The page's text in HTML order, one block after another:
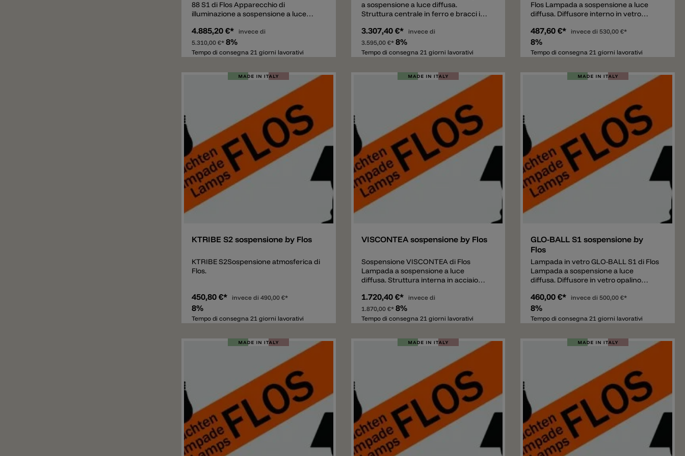
88 S1 di Flos Apparecchio di
illuminazione a sospensione a luce
da 20 triangoli in alluminio lucidato
stampato. 60 lampadine Globolux
chiare, alloggiano attorno alla
struttura. Attacco a soffitto e rosone
4.885,20 €*
invece di
5.310,00 €* 8%
Tempo di consegna 21 giorni lavorativi
a sospensione a luce diffusa.
Struttura centrale in ferro e bracci in
Attacco a soffitto e rosone di acciaio.
3.307,40 €*
invece di
3.595,00 €* 8%
Tempo di consegna 21 giorni lavorativi
Flos Lampada a sospensione a luce
diffusa. Diffusore interno in vetro
acidata. Diffusore esterno in vetro
trasparente pressato. Il supporto
diffusore è in policarbonato
trasparente stampato ad iniezione.
trasparente fustellato. Rosone in ABS
bianco stampato ad iniezione, ed
attacco a soffitto di acciaio stampato e
zincato. Cavi di sospensione di acciaio.
487,60 €* invece di530,00 €*
8%
Tempo di consegna 21 giorni lavorativi
Aggiungere
KTRIBE S2 sospensione by Flos
KTRIBE S2Sospensione atmosferica di
Flos.
450,80 €* invece di 490,00 €*
8%
Tempo di consegna 21 giorni lavorativi
Aggiungere
VISCONTEA sospensione by Flos
Sospensione VISCONTEA di Flos
Lampada a sospensione a luce
diffusa. Struttura interna in acciaio
in resina “cocoon” spruzzata sulla
struttura, con protezione trasparente,
realizzata a spruzzo alla fine della
lavorazione.
1.720,40 €*
invece di
1.870,00 €* 8%
Tempo di consegna 21 giorni lavorativi
Aggiungere
GLO-BALL S1 sospensione by
Flos
Lampada in vetro GLO-BALL S1 di Flos
Lampada a sospensione a luce
diffusa. Diffusore in vetro opalino
finitura esterna acidata. Supporto
diffusore in policarbonato trasparente
stampato ad iniezione. Rosone in
poliammide caricata con il 30% di fibra
attacco a plafone di acciaio stampato
e zincato. Cavo di sospensione di
460,00 €* invece di500,00 €*
8%
Tempo di consegna 21 giorni lavorativi